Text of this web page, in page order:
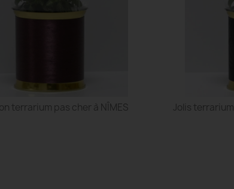
terrarium pas cher à NÎMES Jolis